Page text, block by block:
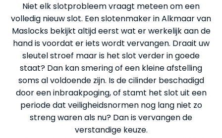
Niet elk slotprobleem vraagt meteen om een
volledig nieuw slot. Een slotenmaker in Alkmaar van
Maslocks bekijkt altijd eerst wat er werkelijk aan de
hand is voordat er iets wordt vervangen. Draait uw
sleutel stroef maar is het slot verder in goede
staat? Dan kan smering of een kleine afstelling
soms al voldoende zijn. Is de cilinder beschadigd
door een inbraakpoging, of stamt het slot uit een
periode dat veiligheidsnormen nog lang niet zo
streng waren als nu? Dan is vervangen de
verstandige keuze.